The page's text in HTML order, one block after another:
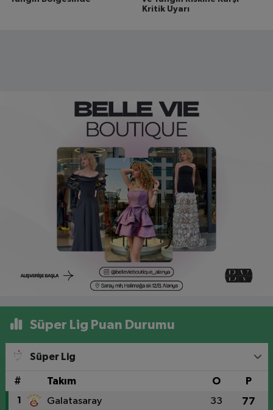
Kritik Uyarı
Süper Lig Puan Durumu
Süper Lig
# Takım O P
1 Galatasaray 33 77